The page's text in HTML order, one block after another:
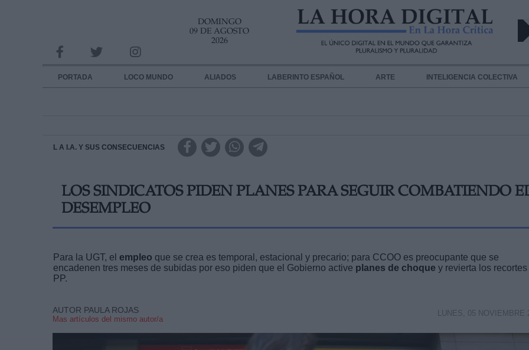
DOMINGO
09 DE AGOSTO
2026
PORTADA LOCO MUNDO ALIADOS LABERINTO ESPAÑOL ARTE INTELIGENCIA COLECTIVA
L A I.A. Y SUS CONSECUENCIAS
LOS SINDICATOS PIDEN PLANES PARA SEGUIR COMBATIENDO
DESEMPLEO
Para la UGT, el empleo que se crea es temporal, estacional y precario; para CCOO es preocupante que se
encadenen tres meses de subidas por eso piden que el Gobierno active planes de choque y revierta los
PP.
AUTOR PAULA ROJAS
Mas artículos del mismo autor/a
LUNES, 05 NOVIEMBRE
INFORMACION SOBRE LA PROTECCIÓN DE TUS DATOS
Responsable:
Destinatarios:
link
Información adicional
link